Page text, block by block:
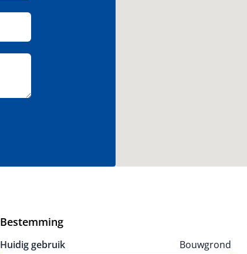
Bestemming
Huidig gebruik
Bouwgrond